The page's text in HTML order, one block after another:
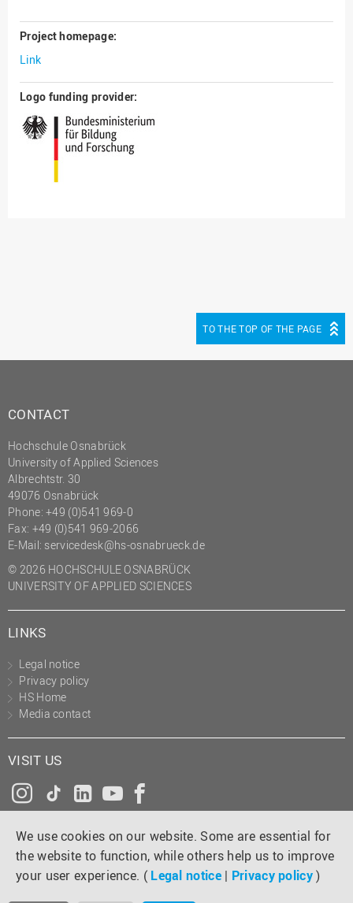
We use cookies on our website. Some are essential for
the website to function, while others help us to improve
your user experience. ( Legal notice | Privacy policy)
Project homepage:
Link
Logo funding provider:
TO THE TOP OF THE PAGE
CONTACT
Hochschule Osnabrück
University of Applied Sciences
Albrechtstr. 30
49076 Osnabrück
Phone: +49 (0)541 969-0
Fax: +49 (0)541 969-2066
E-Mail: servicedesk@hs-osnabrueck.de
© 2026 HOCHSCHULE OSNABRÜCK
UNIVERSITY OF APPLIED SCIENCES
LINKS
Legal notice
Privacy policy
HS Home
Media contact
VISIT US
Instagram
Tiktok
LinkedInYouTube